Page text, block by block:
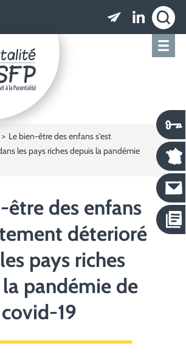
parentalité PSFP - Programme de
Le bien-être des enfans s'est
les pays riches depuis la pandémie
être des enfans
déterioré
pays riches
pandémie de
covid-19